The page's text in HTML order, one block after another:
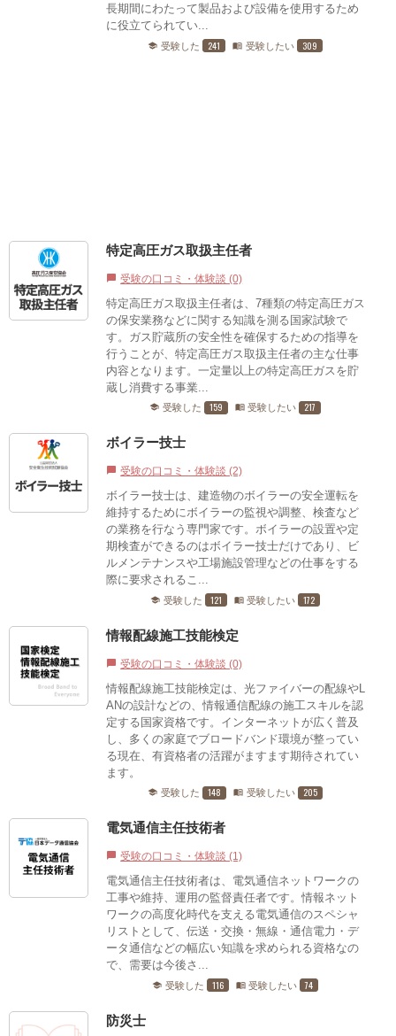
長期間にわたって製品および設備を使用するため
に役立てられてい...
school 受験した 241 menu_book 受験したい 309
特定高圧ガス取扱主任者
chat_bubble 受験の口コミ・体験談 (0)
特定高圧ガス取扱主任者は、7種類の特定高圧ガス
の保安業務などに関する知識を測る国家試験で
す。ガス貯蔵所の安全性を確保するための指導を
行うことが、特定高圧ガス取扱主任者の主な仕事
内容となります。一定量以上の特定高圧ガスを貯
蔵し消費する事業...
school 受験した 159 menu_book 受験したい 217
ボイラー技士
chat_bubble 受験の口コミ・体験談 (2)
ボイラー技士は、建造物のボイラーの安全運転を
維持するためにボイラーの監視や調整、検査など
の業務を行なう専門家です。ボイラーの設置や定
期検査ができるのはボイラー技士だけであり、ビ
ルメンテナンスや工場施設管理などの仕事をする
際に要求されるこ...
school 受験した 121 menu_book 受験したい 172
情報配線施工技能検定
chat_bubble 受験の口コミ・体験談 (0)
情報配線施工技能検定は、光ファイバーの配線やL
ANの設計などの、情報通信配線の施工スキルを認
定する国家資格です。インターネットが広く普及
し、多くの家庭でブロードバンド環境が整ってい
る現在、有資格者の活躍がますます期待されてい
ます。
school 受験した 148 menu_book 受験したい 205
電気通信主任技術者
chat_bubble 受験の口コミ・体験談 (1)
電気通信主任技術者は、電気通信ネットワークの
工事や維持、運用の監督責任者です。情報ネット
ワークの高度化時代を支える電気通信のスペシャ
リストとして、伝送・交換・無線・通信電力・デ
ータ通信などの幅広い知識を求められる資格なの
で、需要は今後さ...
school 受験した 116 menu_book 受験したい 74
防災士